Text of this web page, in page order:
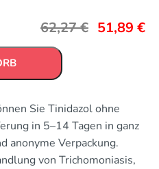
62,27€ 51,89 €
Sie Tinidazol ohne
in 5–14 Tagen in ganz
anonyme Verpackung.
von Trichomoniasis,